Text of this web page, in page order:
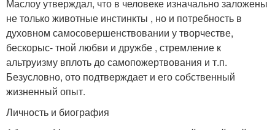
Маслоу утверждал, что в человеке изначально заложены
не только животные инстинкты , но и потребность в
духовном самосовершенствовании у творчестве,
бескорыс- тной любви и дружбе , стремление к
альтруизму вплоть до самопожертвования и т.п.
Безусловно, ото подтверждает и его собственный
жизненный опыт.
Личность и биография